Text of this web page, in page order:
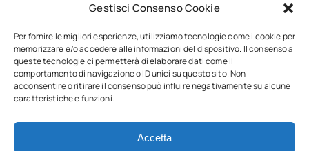
Gestisci Consenso Cookie
Per fornire le migliori esperienze, utilizziamo tecnologie come i cookie per
memorizzare e/o accedere alle informazioni del dispositivo. Il consenso a
queste tecnologie ci permetterà di elaborare dati come il
comportamento di navigazione o ID unici su questo sito. Non
acconsentire o ritirare il consenso può influire negativamente su alcune
caratteristiche e funzioni.
Accetta
© 2026 • InPublishing • All rights reserved • Powered byMediabook.net